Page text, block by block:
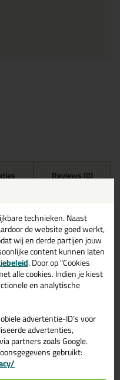
Reviews (0)
in
Deze sanitairkit
C43 is te gebruiken
duurzame en veelzijdige kit
als je een bijpassende
Bestel de
C43 vandaag nog! Op
in huis.
en kenmerken van dit
technieken. Naast
de website goed werkt,
wij en derde partijen jouw
content kunnen laten
. Door op "Cookies
alle cookies. Indien je kiest
en analytische
advertentie-ID’s voor
advertenties,
partners zoals Google.
gebruikt: